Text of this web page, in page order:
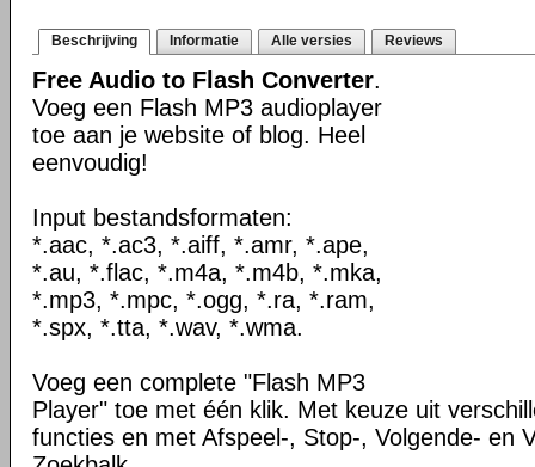
Beschrijving Informatie Alle versies Reviews
Free Audio to Flash Converter.
Voeg een Flash MP3 audioplayer
toe aan je website of blog. Heel
eenvoudig!
Input bestandsformaten:
*.aac, *.ac3, *.aiff, *.amr, *.ape,
*.au, *.flac, *.m4a, *.m4b, *.mka,
*.mp3, *.mpc, *.ogg, *.ra, *.ram,
*.spx, *.tta, *.wav, *.wma.
Voeg een complete "Flash MP3
Player" toe met één klik. Met keuze uit
functies en met Afspeel-, Stop-, Volgende- en